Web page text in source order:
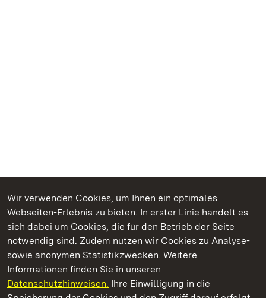
Wir verwenden Cookies, um Ihnen ein optimales
Webseiten-Erlebnis zu bieten. In erster Linie handelt es
sich dabei um Cookies, die für den Betrieb der Seite
notwendig sind. Zudem nutzen wir Cookies zu Analyse-
sowie anonymen Statistikzwecken. Weitere
Informationen finden Sie in unseren
Datenschutzhinweisen. Ihre Einwilligung in die
Kommen. Staunen. Genießen.
Schloss und Schlossgarten Weikersheim